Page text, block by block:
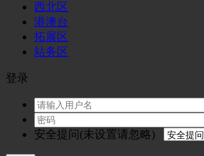
西北区
港澳台
拓展区
站务区
登录
安全提问(未设置请忽略)